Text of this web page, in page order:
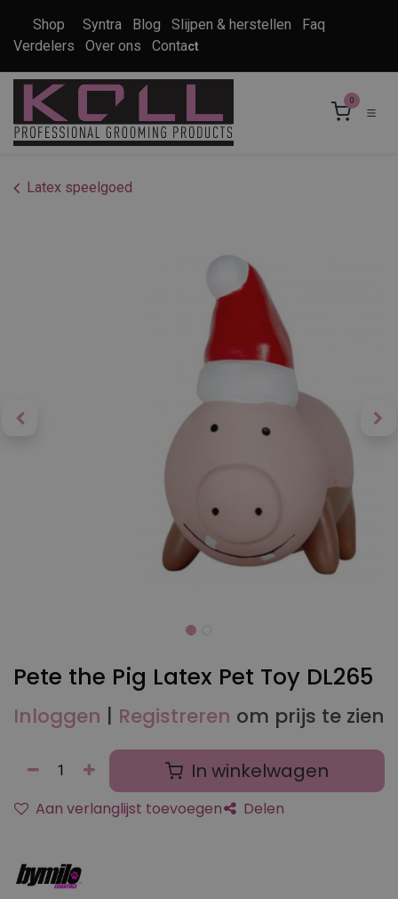
Shop Syntra Blog Slijpen & herstellen
Faq
Verdelers
Over ons Contact
0
Latex speelgoed
Pete the Pig Latex Pet Toy DL265
Inloggen | Registreren om prijs te zien
In winkelwagen
Aan verlanglijst toevoegen Delen